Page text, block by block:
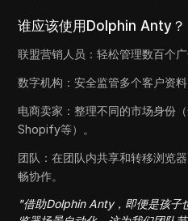
谁应该使用Dolphin Anty？
联盟营销人员：轻松管理数百个广
数字机构：安全监管多个客户资料
电商卖家：整理不同的市场身份
Shopify等）。
团队：在团队内共享和转移浏览
畅协作。
"借助Dolphin Anty，即便是孩子